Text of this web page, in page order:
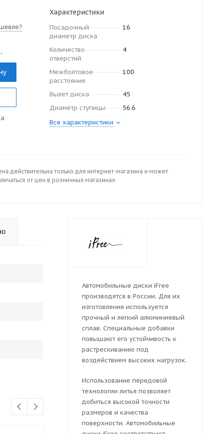
Характеристики
Посадочный
диаметр диска
16
Количество
отверстий
4
Межболтовое
расстояние
100
Вылет диска
45
Диаметр ступицы
56.6
Все характеристики
действительна только для интернет-магазина и может
от цен в розничных магазинах
Автомобильные диски iFree
производятся в России. Для их
изготовления используется
прочный и легкий алюминиевый
сплав. Специальные добавки
повышают его устойчивость к
растрескиванию под
воздействием высоких нагрузок.
Использование передовой
технологии литья позволяет
добиться высокой точности
размеров и качества
поверхности. Автомобильные